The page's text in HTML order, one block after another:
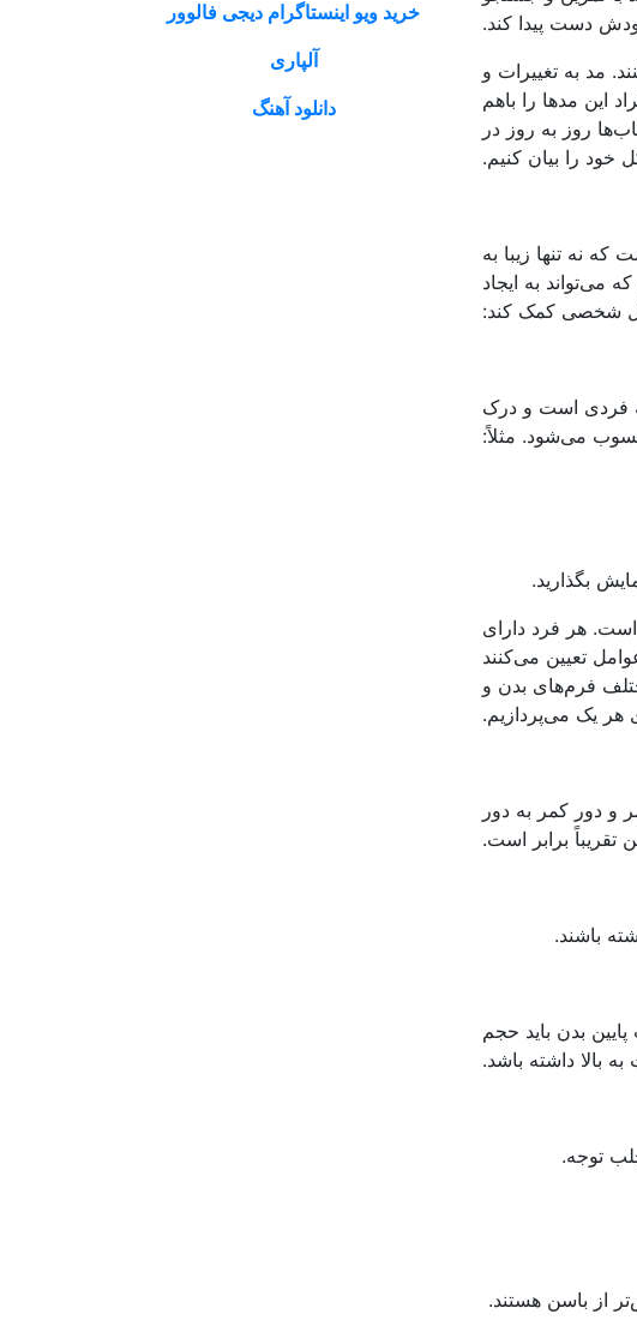
دست پیدا کند.
مد به تغییرات و
این مدها را باهم
روز به روز در
خود را بیان کنیم.
نه تنها زیبا به
می‌تواند به ایجاد
شخصی کمک کند:
فردی است و درک
می‌شود. مثلاً:
بگذارید.
هر فرد دارای
تعیین می‌کنند
فرم‌های بدن و
هر یک می‌پردازیم.
و دور کمر به دور
تقریباً برابر است.
باشند.
بدن باید حجم
بالا داشته باشد.
توجه.
از باسن هستند.
خرید ویو اینستاگرام دیجی فالوور
آلپاری
دانلود آهنگ